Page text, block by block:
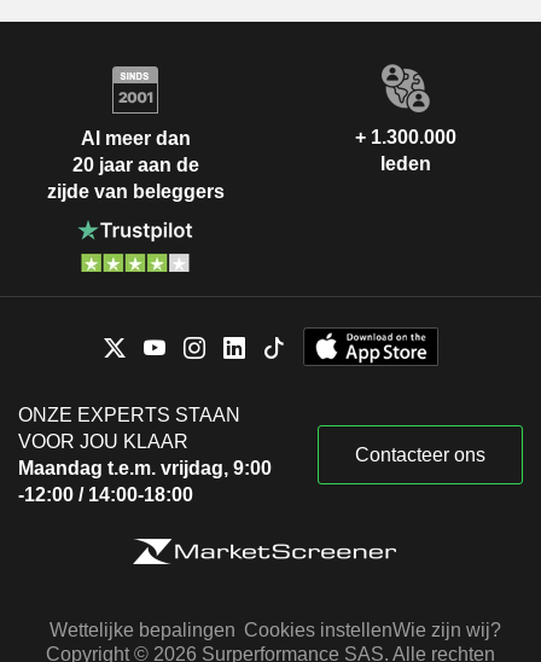
Al meer dan
20 jaar aan de
zijde van beleggers
+ 1.300.000
leden
ONZE EXPERTS STAAN
VOOR JOU KLAAR
Maandag t.e.m. vrijdag, 9:00
-12:00 / 14:00-18:00
Contacteer ons
Wettelijke bepalingen Cookies instellenWie zijn wij?
Copyright © 2026 Surperformance SAS. Alle rechten